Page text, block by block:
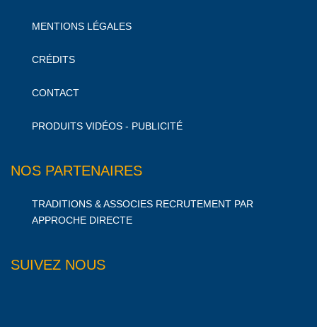
MENTIONS LÉGALES
CRÉDITS
CONTACT
PRODUITS VIDÉOS - PUBLICITÉ
NOS PARTENAIRES
TRADITIONS & ASSOCIES RECRUTEMENT PAR
APPROCHE DIRECTE
SUIVEZ NOUS